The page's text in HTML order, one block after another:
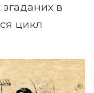
в
цикл